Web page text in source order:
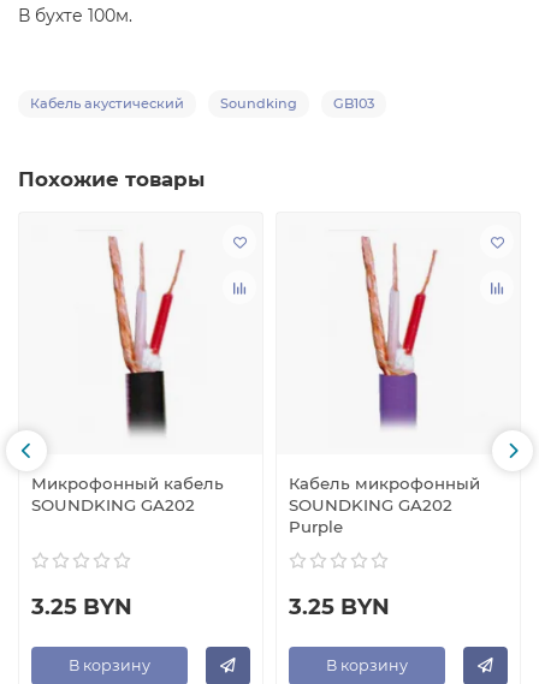
В бухте 100м.
Кабель акустический Soundking GB103
Похожие товары
Микрофонный кабель
SOUNDKING GA202
3.25 BYN
В корзину
Кабель микрофонный
SOUNDKING GA202
Purple
3.25 BYN
В корзину